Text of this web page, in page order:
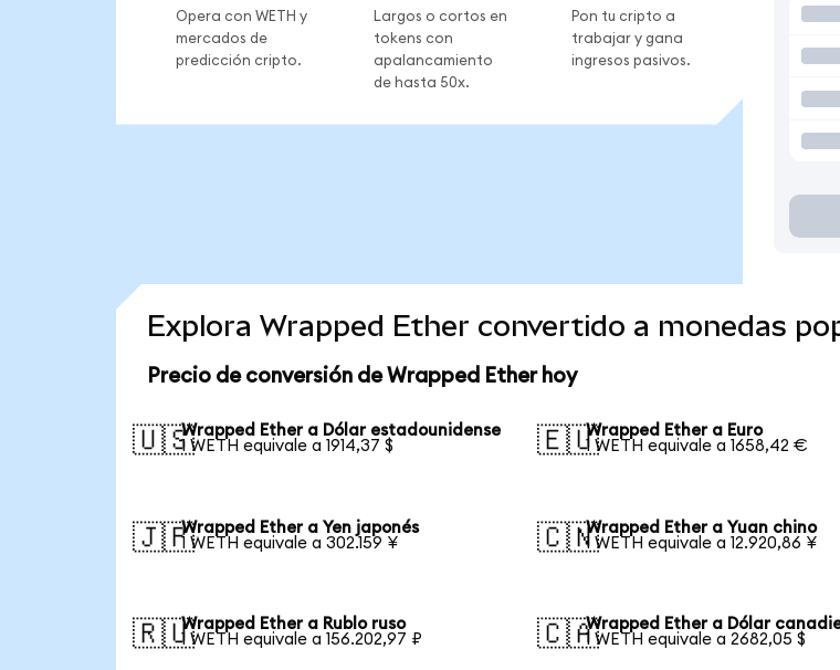
Opera con WETH y
mercados de
predicción cripto.
Largos o cortos en
tokens con
apalancamiento
de hasta 50x.
Pon tu cripto a
trabajar y gana
ingresos pasivos.
Explora Wrapped Ether convertido a monedas
Precio de conversión de Wrapped Ether hoy
🇺🇸Wrapped Ether a Dólar estadounidense
1 WETH equivale a 1914,37 $
🇪🇺Wrapped Ether a Euro
1 WETH equivale a 1658,42 €
🇯🇵Wrapped Ether a Yen japonés
1 WETH equivale a 302.159 ¥
🇨🇳Wrapped Ether a Yuan chino
1 WETH equivale a 12.920,86 ¥
🇷🇺Wrapped Ether a Rublo ruso
1 WETH equivale a 156.202,97 ₽
🇨🇦Wrapped Ether a Dólar
1 WETH equivale a 2682,05 $